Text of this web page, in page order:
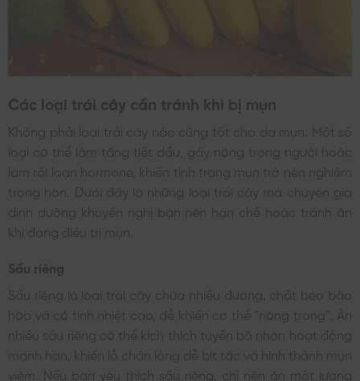
Các loại trái cây cần tránh khi bị mụn
Không phải loại trái cây nào cũng tốt cho da mụn. Một số
loại có thể làm tăng tiết dầu, gây nóng trong người hoặc
làm rối loạn hormone, khiến tình trạng mụn trở nên nghiêm
trọng hơn. Dưới đây là những loại trái cây mà chuyên gia
dinh dưỡng khuyến nghị bạn nên hạn chế hoặc tránh ăn
khi đang điều trị mụn.
Sầu riêng
Sầu riêng là loại trái cây chứa nhiều đường, chất béo bão
hòa và có tính nhiệt cao, dễ khiến cơ thể “nóng trong”. Ăn
nhiều sầu riêng có thể kích thích tuyến bã nhờn hoạt động
mạnh hơn, khiến lỗ chân lông dễ bít tắc và hình thành mụn
viêm. Nếu bạn yêu thích sầu riêng, chỉ nên ăn một lượng